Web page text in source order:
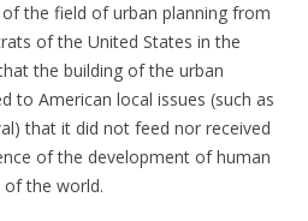
the field of urban planning from
of the United States in the
the building of the urban
to American local issues (such as
that it did not feed nor received
of the development of human
the world.